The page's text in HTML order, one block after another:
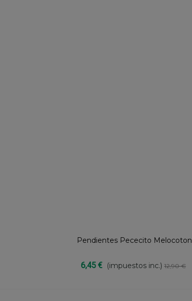
Compartir
Pendientes Pececito Melocoton
6,45 € (impuestos inc.) 12,90 €